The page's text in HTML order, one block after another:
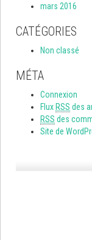
mars 2016
CATÉGORIES
Non classé
MÉTA
Connexion
Flux RSS des
RSS des
Site de